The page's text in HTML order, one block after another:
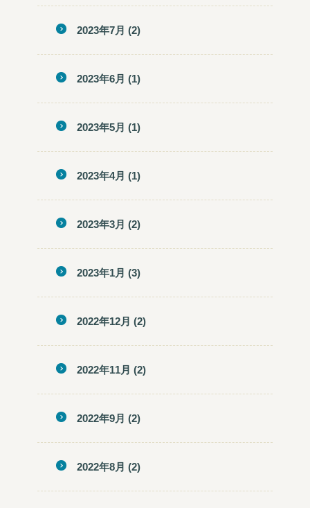
2023年7月 (2)
2023年6月 (1)
2023年5月 (1)
2023年4月 (1)
2023年3月 (2)
2023年1月 (3)
2022年12月 (2)
2022年11月 (2)
2022年9月 (2)
2022年8月 (2)